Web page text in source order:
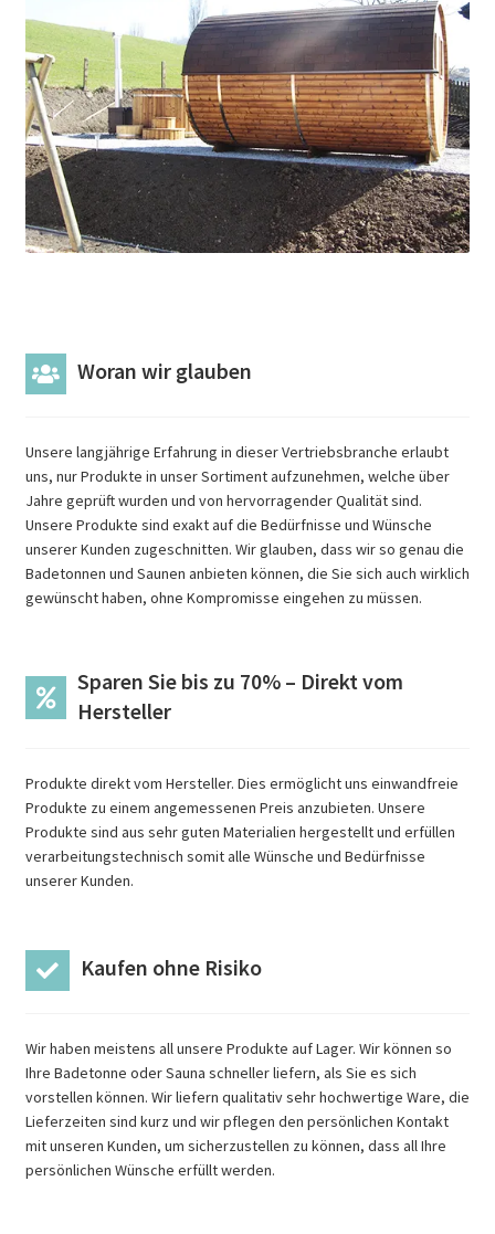
Woran wir glauben
Unsere langjährige Erfahrung in dieser Vertriebsbranche erlaubt
uns, nur Produkte in unser Sortiment aufzunehmen, welche über
Jahre geprüft wurden und von hervorragender Qualität sind.
Unsere Produkte sind exakt auf die Bedürfnisse und Wünsche
unserer Kunden zugeschnitten. Wir glauben, dass wir so genau die
Badetonnen und Saunen anbieten können, die Sie sich auch wirklich
gewünscht haben, ohne Kompromisse eingehen zu müssen.
Sparen Sie bis zu 70% – Direkt vom
Hersteller
Produkte direkt vom Hersteller. Dies ermöglicht uns einwandfreie
Produkte zu einem angemessenen Preis anzubieten. Unsere
Produkte sind aus sehr guten Materialien hergestellt und erfüllen
verarbeitungstechnisch somit alle Wünsche und Bedürfnisse
unserer Kunden.
Kaufen ohne Risiko
Wir haben meistens all unsere Produkte auf Lager. Wir können so
Ihre Badetonne oder Sauna schneller liefern, als Sie es sich
vorstellen können. Wir liefern qualitativ sehr hochwertige Ware, die
Lieferzeiten sind kurz und wir pflegen den persönlichen Kontakt
mit unseren Kunden, um sicherzustellen zu können, dass all Ihre
persönlichen Wünsche erfüllt werden.